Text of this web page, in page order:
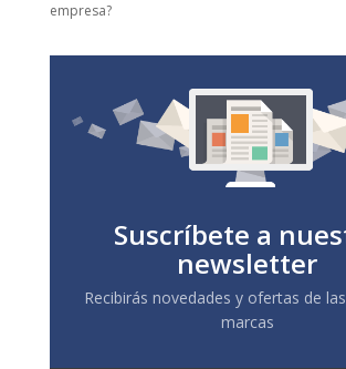
empresa?
Suscríbete a
newsletter
Recibirás novedades y ofertas de
marcas